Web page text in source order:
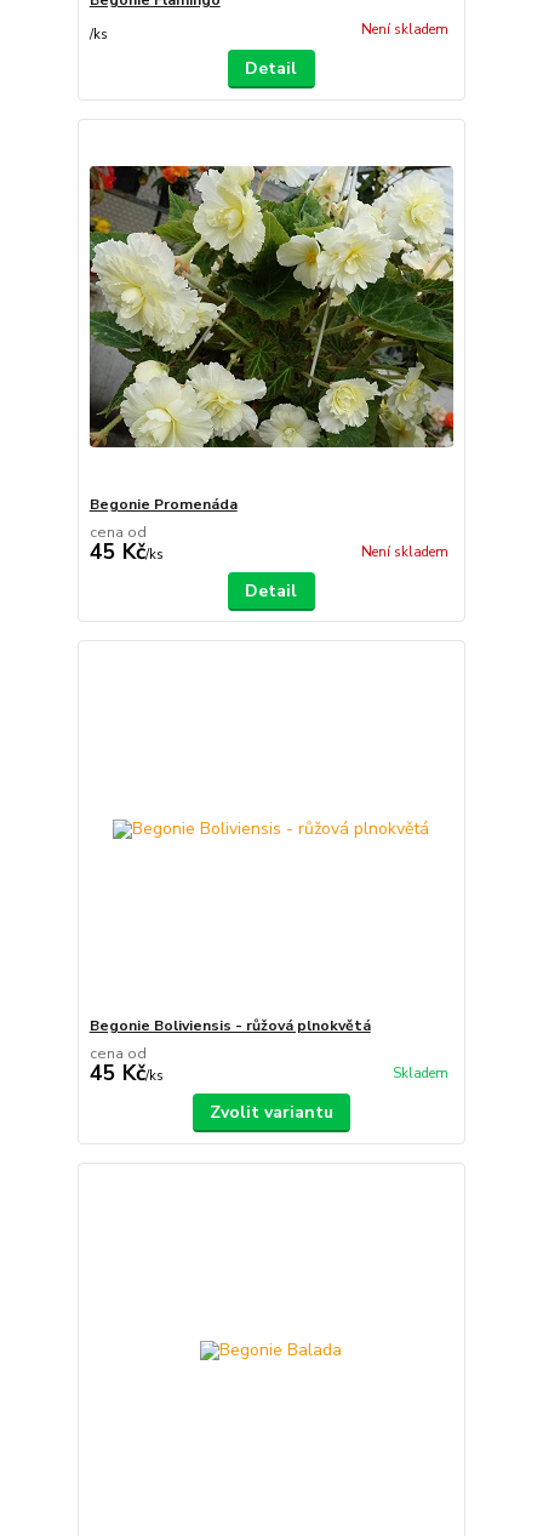
/ks Není skladem
Detail
Begonie Promenáda
cena od
45 Kč/ks Není skladem
Detail
Begonie Boliviensis - růžová plnokvětá
cena od
45 Kč/ks Skladem
Zvolit variantu